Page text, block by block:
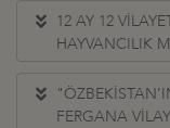
12 AY 12
HAYVANCILIK
FERGANA